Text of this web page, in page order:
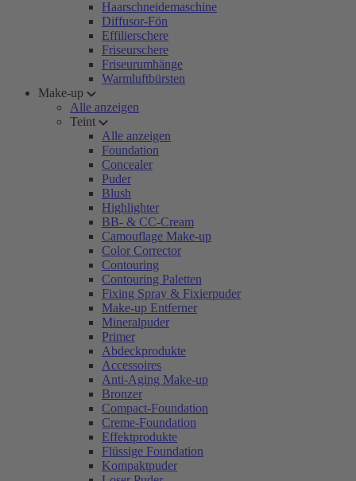
Haarschneidemaschine
Diffusor-Fön
Effilierschere
Friseurschere
Friseurumhänge
Warmluftbürsten
Make-up
Alle anzeigen
Teint
Alle anzeigen
Foundation
Concealer
Puder
Blush
Highlighter
BB- & CC-Cream
Camouflage Make-up
Color Corrector
Contouring
Contouring Paletten
Fixing Spray & Fixierpuder
Make-up Entferner
Mineralpuder
Primer
Abdeckprodukte
Accessoires
Anti-Aging Make-up
Bronzer
Compact-Foundation
Creme-Foundation
Effektprodukte
Flüssige Foundation
Kompaktpuder